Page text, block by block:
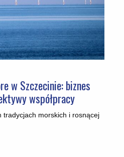
w Szczecinie: biznes
współpracy
tradycjach morskich i rosnącej